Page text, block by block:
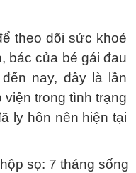
theo dõi sức khoẻ
bác của bé gái đau
nay, đây là lần
trong tình trạng
ly hôn nên hiện tại